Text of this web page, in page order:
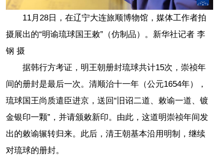
11月28日，在辽宁大连旅顺博物馆，媒体工作者拍
摄展出的“明谕琉球国王敕”（仿制品）。新华社记者 李
钢 摄
据韩行方考证，明王朝册封琉球共计15次，崇祯年
间的册封是最后一次。清顺治十一年（公元1654年），
琉球国王尚质遣臣进京，送回“旧诏二道、敕谕一道、镀
金银印一颗”，并请颁敕新印。由此，这道明崇祯年间发
出的敕谕辗转归来。此后，清王朝基本沿用明制，继续
对琉球的册封。